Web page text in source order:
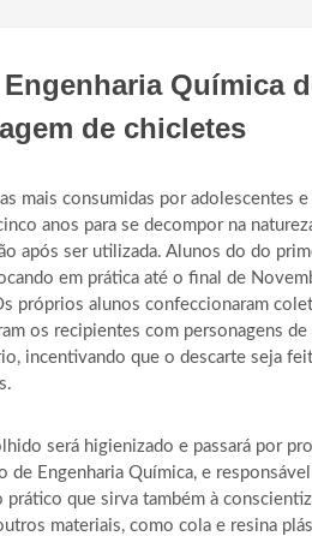
Química
de chicletes
mais consumidas por adolescentes
anos para se decompor na
após ser utilizada. Alunos do do
em prática até o final de
próprios alunos confeccionaram
os recipientes com personagens
incentivando que o descarte seja
será higienizado e passará por
de Engenharia Química, e
prático que sirva também à
materiais, como cola e resina